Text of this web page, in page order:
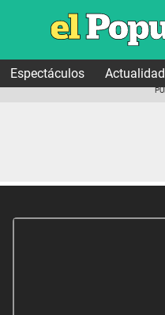
Espectáculos Actualidad